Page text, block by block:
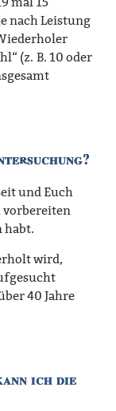
nach Leistung
(z. B. 10 oder
und Euch
vorbereiten
habt.
wird,
40 Jahre
ich die